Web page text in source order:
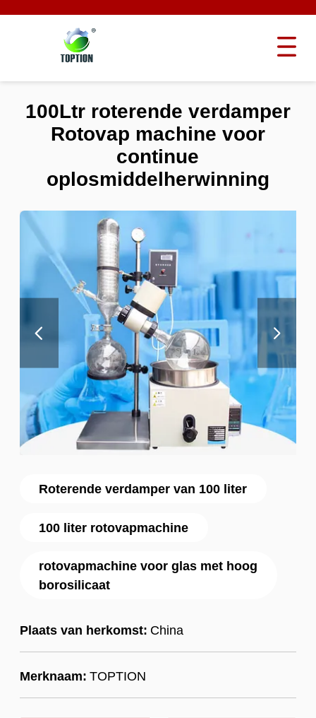
Roterende verdamper van 100 liter
100 liter rotovapmachine
rotovapmachine voor glas met hoog
borosilicaat
Plaats van herkomst: China
Merknaam: TOPTION
100Ltr roterende verdamper
Rotovap machine voor
continue
oplosmiddelherwinning